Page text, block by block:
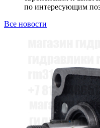
по интересующим
Все новости